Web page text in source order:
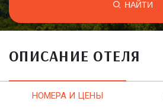
НАЙТИ
ОПИСАНИЕ ОТЕЛЯ
НОМЕРА И ЦЕНЫ